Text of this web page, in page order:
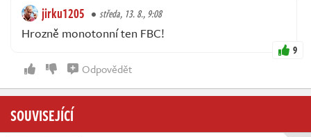
jirku1205 středa, 13. 8., 9:08
Hrozně monotonní ten FBC!
9
Odpovědět
SOUVISEJÍCÍ